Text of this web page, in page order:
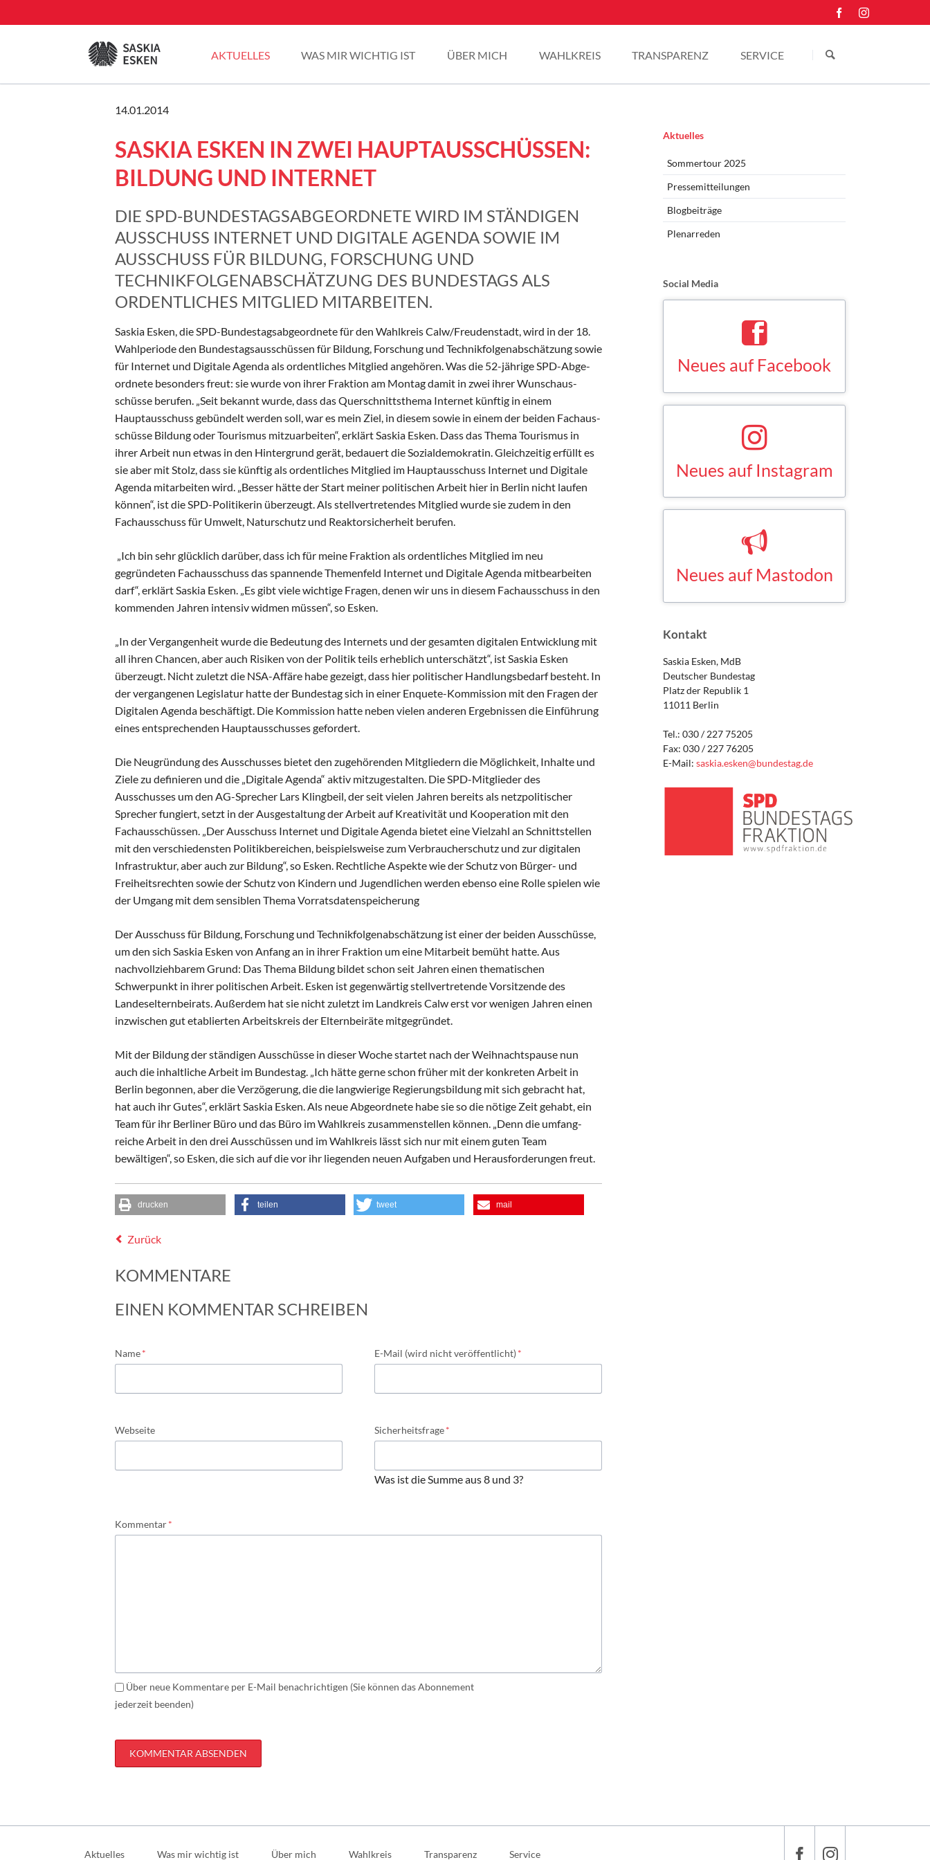
überspringen
AKTUELLES
Blogbeiträge
Plenarreden
WAS MIR WICHTIG IST ÜBER MICH WAHLKREIS TRANSPARENZ SERVICE
14.01.2014
SASKIA ESKEN IN ZWEI HAUPTAUSSCHÜSSEN:
BILDUNG UND INTERNET
DIE SPD-BUNDESTAGSABGEORDNETE WIRD IM STÄNDIGEN
AUSSCHUSS INTERNET UND DIGITALE AGENDA SOWIE IM
AUSSCHUSS FÜR BILDUNG, FORSCHUNG UND
TECHNIKFOLGENABSCHÄTZUNG DES BUNDESTAGS ALS
ORDENTLICHES MITGLIED MITARBEITEN.
Saskia Esken, die SPD-Bun­des­tagsabgeordnete für den Wahlkreis Calw/Freudenstadt, wird in der 18.
Wahlperiode den Bundestagsausschüssen für Bildung, Forschung und Technikfolgenabschätz­ung sowie
für Internet und Digitale Agenda als or­dent­liches Mitglied an­gehören. Was die 52-jährige SPD-Abge­
ord­nete be­son­ders freut: sie wurde von ihrer Fraktion am Montag damit in zwei ihrer Wunsch­aus­
schüsse berufen. „Seit bekannt wurde, dass das Querschnittsthema Inter­net künftig in einem
Hauptausschuss gebündelt werden soll, war es mein Ziel, in diesem sowie in einem der beiden Fach­aus­
schüsse Bildung oder Tourismus mit­zuarbeiten“, erklärt Saskia Esken. Dass das Thema Tourismus in
ihrer Arbeit nun etwas in den Hin­tergrund gerät, bedauert die Sozial­demokratin. Gleich­zeitig erfüllt es
sie aber mit Stolz, dass sie künf­­tig als or­dentliches Mit­glied im Haupt­aus­schuss Internet und Di­gi­tale
Agenda mit­arbeiten wird. „Besser hätte der Start meiner politischen Arbeit hier in Berlin nicht laufen
kön­nen“, ist die SPD-Po­li­ti­kerin überzeugt. Als stellvertretendes Mit­glied wur­de sie zu­dem in den
Fachausschuss für Umwelt, Natur­schutz und Re­ak­tor­si­cherheit berufen.
„Ich bin sehr glücklich darüber, dass ich für meine Fraktion als ordentliches Mitglied im neu
gegründeten Fachausschuss das spannende Themenfeld Internet und Di­gi­ta­le Agenda mitbearbeiten
darf“, erklärt Saskia Esken. „Es gibt viele wichtige Fragen, denen wir uns in diesem Fachausschuss in den
kommen­den Jahren in­tensiv widmen müssen“, so Esken.
„In der Vergangenheit wurde die Bedeutung des Internets und der gesamten digitalen Entwicklung mit
all ihren Chancen, aber auch Risiken von der Politik teils erheblich unterschätzt“, ist Saskia Esken
überzeugt. Nicht zuletzt die NSA-Affäre habe gezeigt, dass hier politischer Handlungsbedarf besteht. In
der vergangenen Legislatur hatte der Bundestag sich in einer Enquete-Kom­mis­sion mit den Fragen der
Digitalen Agenda beschäftigt. Die Kommission hatte neben vielen anderen Ergebnissen die Einführung
eines entsprech­en­den Hauptausschusses gefordert.
Die Neugründung des Ausschusses bietet den zugehörenden Mitgliedern die Möglichkeit, Inhalte und
Ziele zu definieren und die „Digitale Agenda“ aktiv mitzugestalten. Die SPD-Mitglieder des
Ausschusses um den AG-Sprecher Lars Klingbeil, der seit vielen Jahren bereits als netzpolitischer
Sprecher fungiert, setzt in der Ausgestaltung der Arbeit auf Kreativität und Kooperation mit den
Fachausschüssen. „Der Ausschuss Internet und Digitale Agenda bietet eine Vielzahl an Schnittstellen
mit den verschiedensten Politikbereichen, beispielsweise zum Verbraucherschutz und zur digitalen
Infrastruktur, aber auch zur Bildung“, so Esken. Rechtliche Aspekte wie der Schutz von Bürger- und
Freiheitsrechten sowie der Schutz von Kindern und Jugendlichen werden ebenso eine Rolle spielen wie
der Umgang mit dem sensiblen Thema Vorratsdatenspeicherung
Der Ausschuss für Bildung, Forschung und Technik­folgen­ab­schät­zung ist einer der beiden Ausschüsse,
um den sich Saskia Esken von Anfang an in ihrer Fraktion um eine Mitarbeit bemüht hatte. Aus
nachvollziehbarem Grund: Das Thema Bildung bildet schon seit Jahren einen thematischen
Schwerpunkt in ihrer po­li­tischen Arbeit. Esken ist gegenwärtig stellvertretende Vor­sitzen­de des
Landeselternbeirats. Außerdem hat sie nicht zuletzt im Landkreis Calw erst vor wenigen Jahren einen
inzwischen gut etablierten Arbeitskreis der Elternbeiräte mitgegründet.
Mit der Bildung der ständigen Ausschüsse in dieser Woche star­tet nach der Weihnachtspause nun
auch die inhaltliche Arbeit im Bun­destag. „Ich hätte gerne schon früher mit der konkreten Ar­beit in
Berlin begonnen, aber die Verzögerung, die die langwie­rige Regierungsbildung mit sich gebracht hat,
hat auch ihr Gu­tes“, erklärt Saskia Esken. Als neue Abgeordnete habe sie so die nötige Zeit gehabt, ein
Team für ihr Berliner Büro und das Bü­ro im Wahlkreis zusammenstellen können. „Denn die umfang­
reiche Arbeit in den drei Ausschüssen und im Wahlkreis lässt sich nur mit einem guten Team
bewältigen“, so Esken, die sich auf die vor ihr liegenden neuen Aufgaben und Herausforderung­en freut.
drucken teilen tweet mail
Zurück
KOMMENTARE
EINEN KOMMENTAR SCHREIBEN
Pflichtfeld
Name* Pflichtfeld
E-Mail (wird nicht veröffentlicht)*
Webseite Pflichtfeld
Sicherheitsfrage*
Was ist die Summe aus 8 und 3?
Pflichtfeld
Kommentar*
Über neue Kommentare per E-Mail benachrichtigen (Sie können das Abonnement
jederzeit beenden)
KOMMENTAR ABSENDEN
Navigation
Aktuelles
Sommertour 2025
Pressemitteilungen
Blogbeiträge
Plenarreden
Social Media
Neues auf Facebook
Saskia Esken bei Facebook
FACEBOOK
Neues auf Instagram
Saskia Esken bei Instagram
INSTAGRAM
Neues auf Mastodon
Saskia Esken bei Mastodon
MASTODON
Kontakt
Saskia Esken, MdB
Deutscher Bundestag
Platz der Republik 1
11011 Berlin
Tel.: 030 / 227 75205
Fax: 030 / 227 76205
E-Mail:saskia.esken@bundestag.de
Aktuelles Was mir wichtig ist Über mich Wahlkreis Transparenz Service